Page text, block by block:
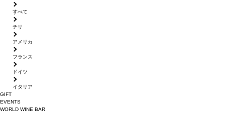
すべて
チリ
アメリカ
フランス
ドイツ
イタリア
GIFT
EVENTS
WORLD WINE BAR